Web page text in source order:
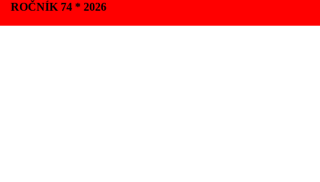
ROČNÍK 74 * 2026